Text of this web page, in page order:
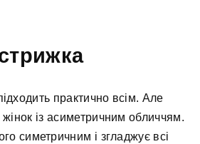
практично всім. Але
із асиметричним обличчям.
симетричним і згладжує всі